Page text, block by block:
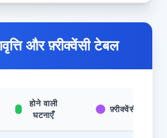
और फ़्रीक्वेंसी टेबल
होने वाली
घटनाएँ
फ़्रीक्वेंसी